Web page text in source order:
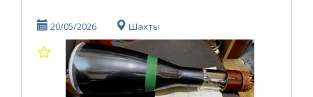
20/05/2026 Шахты